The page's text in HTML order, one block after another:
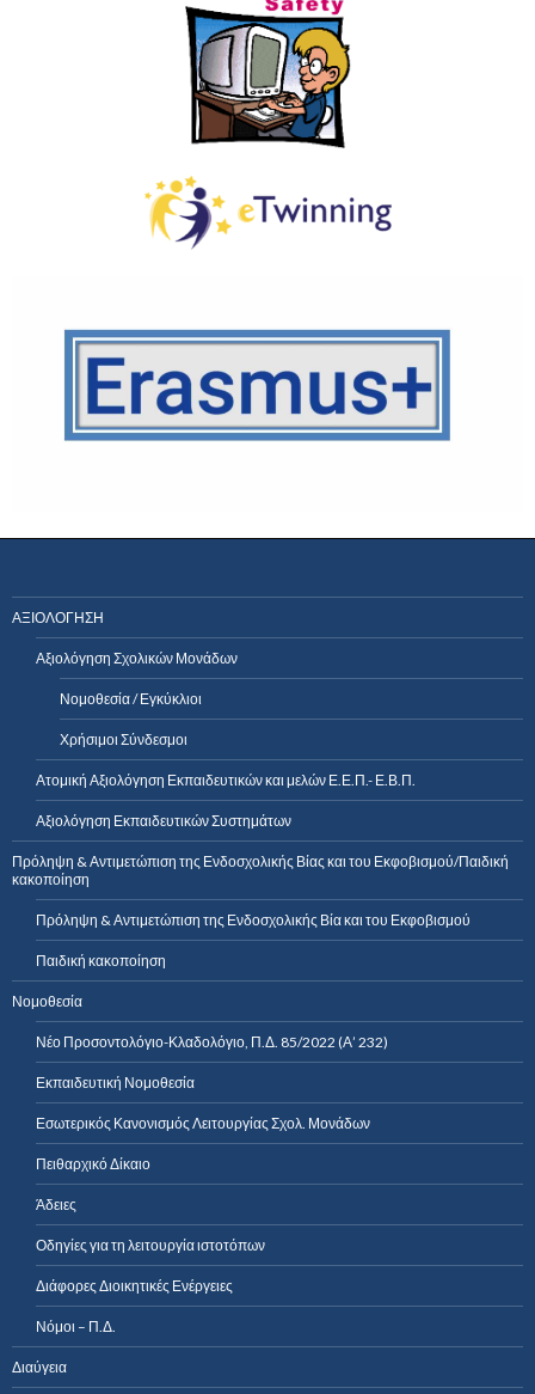
ΑΞΙΟΛΟΓΗΣΗ
Αξιολόγηση Σχολικών Μονάδων
Νομοθεσία / Εγκύκλιοι
Χρήσιμοι Σύνδεσμοι
Ατομική Αξιολόγηση Εκπαιδευτικών και μελών Ε.Ε.Π.- Ε.Β.Π.
Αξιολόγηση Εκπαιδευτικών Συστημάτων
Πρόληψη & Αντιμετώπιση της Ενδοσχολικής Βίας και του Εκφοβισμού/Παιδική
κακοποίηση
Πρόληψη & Αντιμετώπιση της Ενδοσχολικής Βία και του Εκφοβισμού
Παιδική κακοποίηση
Νομοθεσία
Νέο Προσοντολόγιο-Κλαδολόγιο, Π.Δ. 85/2022 (Α’ 232)
Εκπαιδευτική Νομοθεσία
Εσωτερικός Κανονισμός Λειτουργίας Σχολ. Μονάδων
Πειθαρχικό Δίκαιο
Άδειες
Οδηγίες για τη λειτουργία ιστοτόπων
Διάφορες Διοικητικές Ενέργειες
Νόμοι – Π.Δ.
Διαύγεια